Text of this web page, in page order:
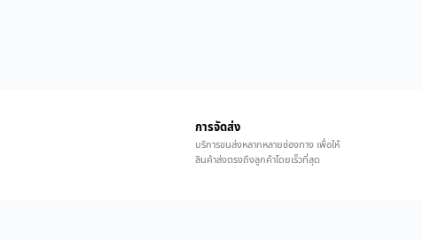
การจัดส่ง
บริการขนส่งหลากหลายช่องทาง เพื่อให้
สินค้าส่งตรงถึงลูกค้าโดยเร็วที่สุด